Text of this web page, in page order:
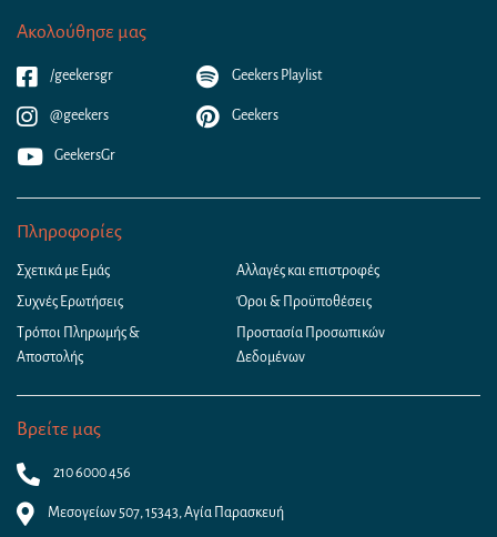
Ακολούθησε μας
/geekersgr
@geekers
GeekersGr
Geekers Playlist
Geekers
Πληροφορίες
Σχετικά με Εμάς
Συχνές Ερωτήσεις
Τρόποι Πληρωμής &
Αποστολής
Αλλαγές και επιστροφές
Όροι & Προϋποθέσεις
Προστασία Προσωπικών
Δεδομένων
Βρείτε μας
210 6000 456
Μεσογείων 507, 15343, Αγία Παρασκευή